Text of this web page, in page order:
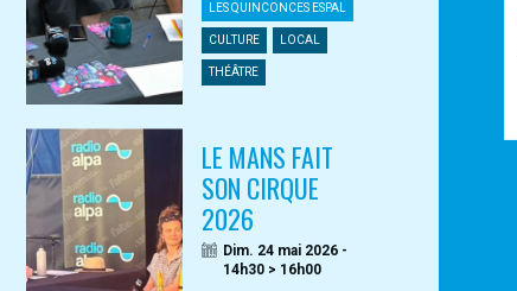
LES QUINCONCES ESPAL
CULTURE LOCAL
THÉÂTRE
LE MANS FAIT
SON CIRQUE
2026
Dim. 24 mai 2026 -
14h30 > 16h00